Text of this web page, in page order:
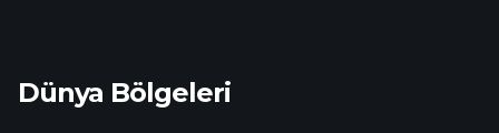
Dünya Bölgeleri